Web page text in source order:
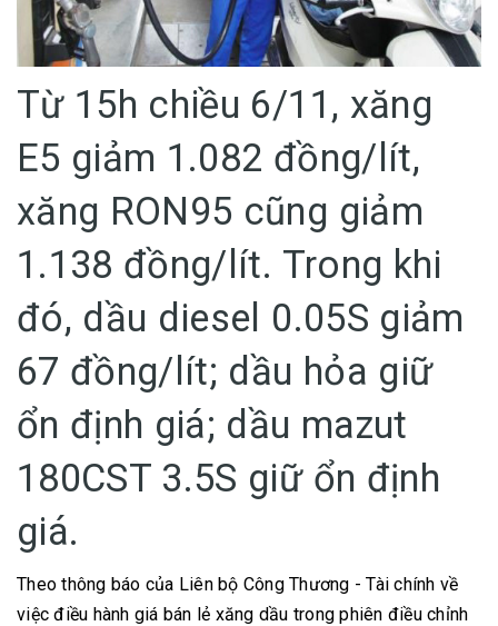
Từ 15h chiều 6/11, xăng
E5 giảm 1.082 đồng/lít,
xăng RON95 cũng giảm
1.138 đồng/lít. Trong khi
đó, dầu diesel 0.05S giảm
67 đồng/lít; dầu hỏa giữ
ổn định giá; dầu mazut
180CST 3.5S giữ ổn định
giá.
Theo thông báo của Liên bộ Công Thương - Tài chính về
việc điều hành giá bán lẻ xăng dầu trong phiên điều chỉnh